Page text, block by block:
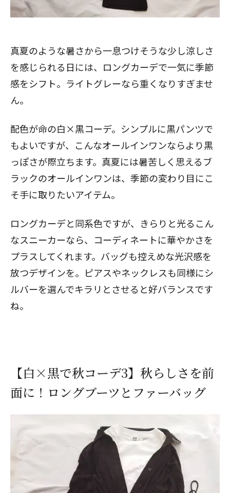
真夏のような暑さから一息つけそうな少し涼しさ
を感じられる日には、ロングカーデで一気に季節
感をシフト。ライトグレーなら重くなりすぎませ
ん。
配色が命の白×黒コーデ。シンプルに黒パンツで
もよいですが、こんなオールインワンならより黒
っぽさが際立ちます。真夏には暑苦しく思えるブ
ラックのオールインワンは、季節の変わり目にこ
そ手に取りたいアイテム。
ロングカーデと同系色ですが、きらりと光るこん
なスニーカーなら、コーディネートに華やかさを
プラスしてくれます。バッグも控えめな光沢感を
放つデザインを。ピアスやネックレスも同様にシ
ルバーを選んでキラリとさせると好バランスです
ね。
【白×黒で秋コーデ3】秋らしさを前
面に！ロングブーツとファーバッグ